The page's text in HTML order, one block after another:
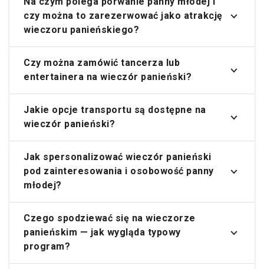
czy można to zarezerwować jako atrakcję
wieczoru panieńskiego?
Czy można zamówić tancerza lub
entertainera na wieczór panieński?
Jakie opcje transportu są dostępne na
wieczór panieński?
Jak spersonalizować wieczór panieński
pod zainteresowania i osobowość panny
młodej?
Czego spodziewać się na wieczorze
panieńskim — jak wygląda typowy
program?